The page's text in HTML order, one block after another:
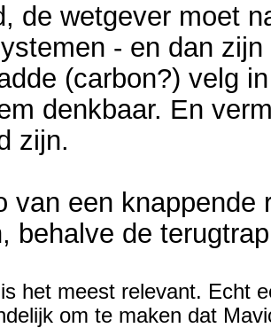
de wetgever moet
- en dan
(carbon?) velg
denkbaar. En
zijn.
van een
behalve de
is het meest relevant. Echt
om te maken dat